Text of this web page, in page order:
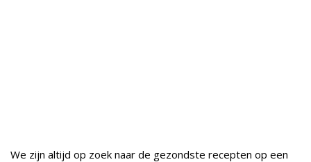
We zijn altijd op zoek naar de gezondste recepten op een